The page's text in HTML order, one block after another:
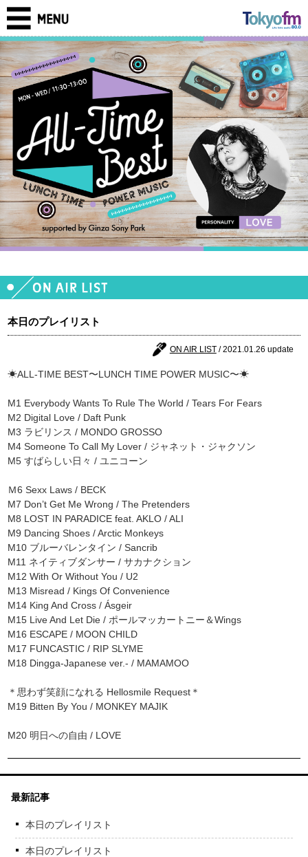
本日のプレイリスト
ON AIR LIST/ 2021.01.26 update
☀ALL-TIME BEST〜LUNCH TIME POWER MUSIC〜☀
M1 Everybody Wants To Rule The World / Tears For Fears
M2 Digital Love / Daft Punk
M3 ラビリンス / MONDO GROSSO
M4 Someone To Call My Lover / ジャネット・ジャクソン
M5 すばらしい日々 / ユニコーン
Ｍ6 Sexx Laws / BECK
M7 Don’t Get Me Wrong / The Pretenders
M8 LOST IN PARADICE feat. AKLO / ALI
M9 Dancing Shoes / Arctic Monkeys
M10 ブルーバレンタイン / Sancrib
M11 ネイティブダンサー / サカナクション
M12 With Or Without You / U2
M13 Misread / Kings Of Convenience
M14 King And Cross / Ásgeir
M15 Live And Let Die / ポールマッカートニー＆Wings
M16 ESCAPE / MOON CHILD
M17 FUNCASTIC / RIP SLYME
M18 Dingga-Japanese ver.- / MAMAMOO
＊思わず笑顔になれる Hellosmile Request＊
M19 Bitten By You / MONKEY MAJIK
M20 明日への自由 / LOVE
最新記事
本日のプレイリスト
本日のプレイリスト